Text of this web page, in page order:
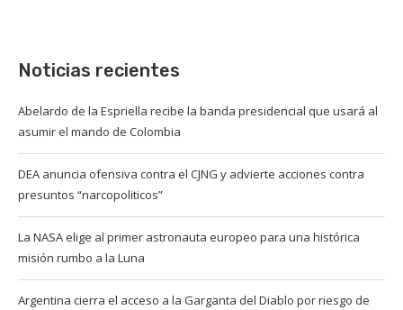
Noticias recientes
Abelardo de la Espriella recibe la banda presidencial que usará al
asumir el mando de Colombia
DEA anuncia ofensiva contra el CJNG y advierte acciones contra
presuntos “narcopoliticos”
La NASA elige al primer astronauta europeo para una histórica
misión rumbo a la Luna
Argentina cierra el acceso a la Garganta del Diablo por riesgo de